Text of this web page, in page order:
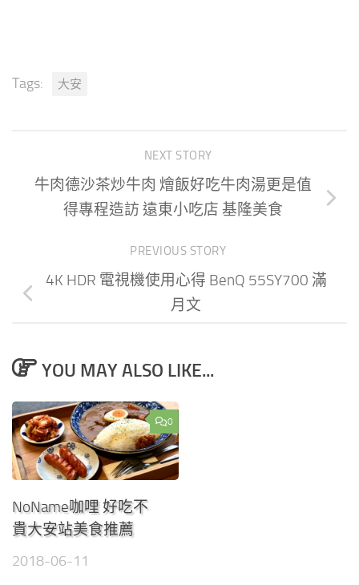
Tags: 大安
NEXT STORY
牛肉德沙茶炒牛肉 燴飯好吃牛肉湯更是值
得專程造訪 遠東小吃店 基隆美食
PREVIOUS STORY
4K HDR 電視機使用心得 BenQ 55SY700 滿
月文
YOU MAY ALSO LIKE...
0
NoName咖哩 好吃不
貴大安站美食推薦
2018-06-11